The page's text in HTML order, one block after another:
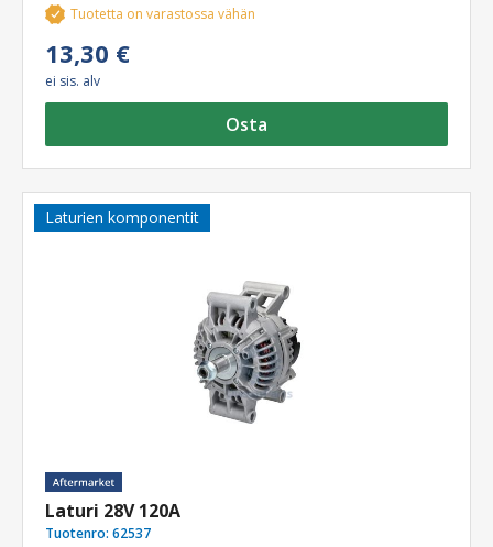
Tuotetta on varastossa vähän
13,30 €
ei sis. alv
Osta
Laturien komponentit
Laturi 28V 120A
Tuotenro: 62537